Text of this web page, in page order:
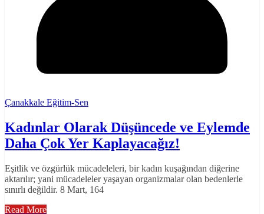
Çanakkale Eğitim-Sen
Kadınlar Olarak Düşüncede ve Eylemde
Daha Çok Yer Kaplayacağız!
Eşitlik ve özgürlük mücadeleleri, bir kadın kuşağından diğerine
aktarılır; yani mücadeleler yaşayan organizmalar olan bedenlerle
sınırlı değildir. 8 Mart, 164
Read More